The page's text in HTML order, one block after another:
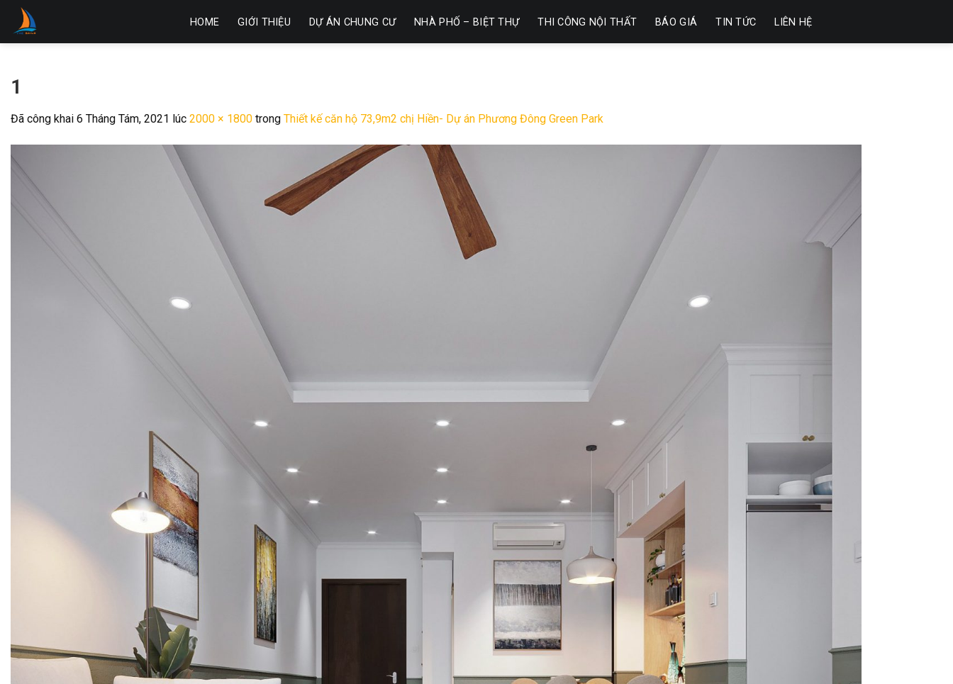
Skip
content
HOME GIỚI THIỆU DỰ ÁN CHUNG CƯ NHÀ PHỐ – BIỆT THỰ THI CÔNG NỘI THẤT BÁO GIÁ TIN TỨC LIÊN HỆ
1
Đã công khai 6 Tháng Tám, 2021 lúc 2000 × 1800 trong Thiết kế căn hộ 73,9m2 chị Hiền- Dự án Phương Đông Green Park